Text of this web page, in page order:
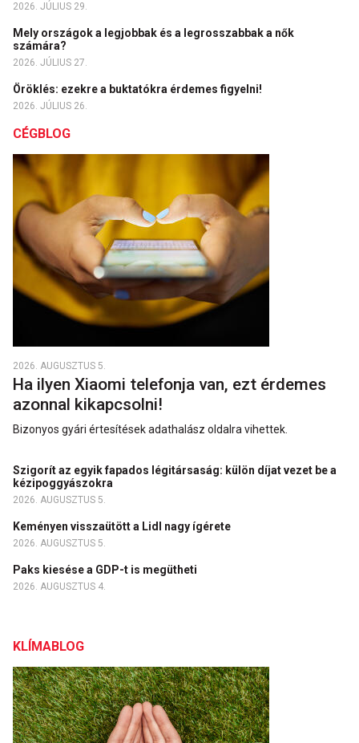
2026. JÚLIUS 29.
Mely országok a legjobbak és a legrosszabbak a nők
számára?
2026. JÚLIUS 27.
Öröklés: ezekre a buktatókra érdemes figyelni!
2026. JÚLIUS 26.
CÉGBLOG
2026. AUGUSZTUS 5.
Ha ilyen Xiaomi telefonja van, ezt érdemes
azonnal kikapcsolni!
Bizonyos gyári értesítések adathalász oldalra vihettek.
Szigorít az egyik fapados légitársaság: külön díjat vezet be a
kézipoggyászokra
2026. AUGUSZTUS 5.
Keményen visszaütött a Lidl nagy ígérete
2026. AUGUSZTUS 5.
Paks kiesése a GDP-t is megütheti
2026. AUGUSZTUS 4.
KLÍMABLOG